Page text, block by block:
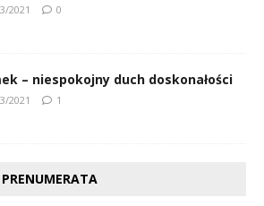
2021 0
– niespokojny duch doskonałości
2021 1